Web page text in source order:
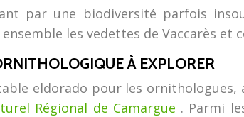
par une biodiversité parfois
les vedettes de Vaccarès
À EXPLORER
eldorado pour les
Régional de Camargue . Parmi